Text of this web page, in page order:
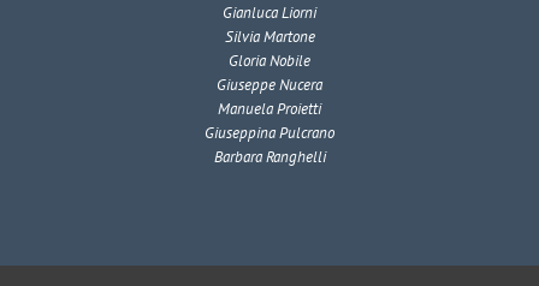
Gianluca Liorni
Silvia Martone
Gloria Nobile
Giuseppe Nucera
Manuela Proietti
Giuseppina Pulcrano
Barbara Ranghelli